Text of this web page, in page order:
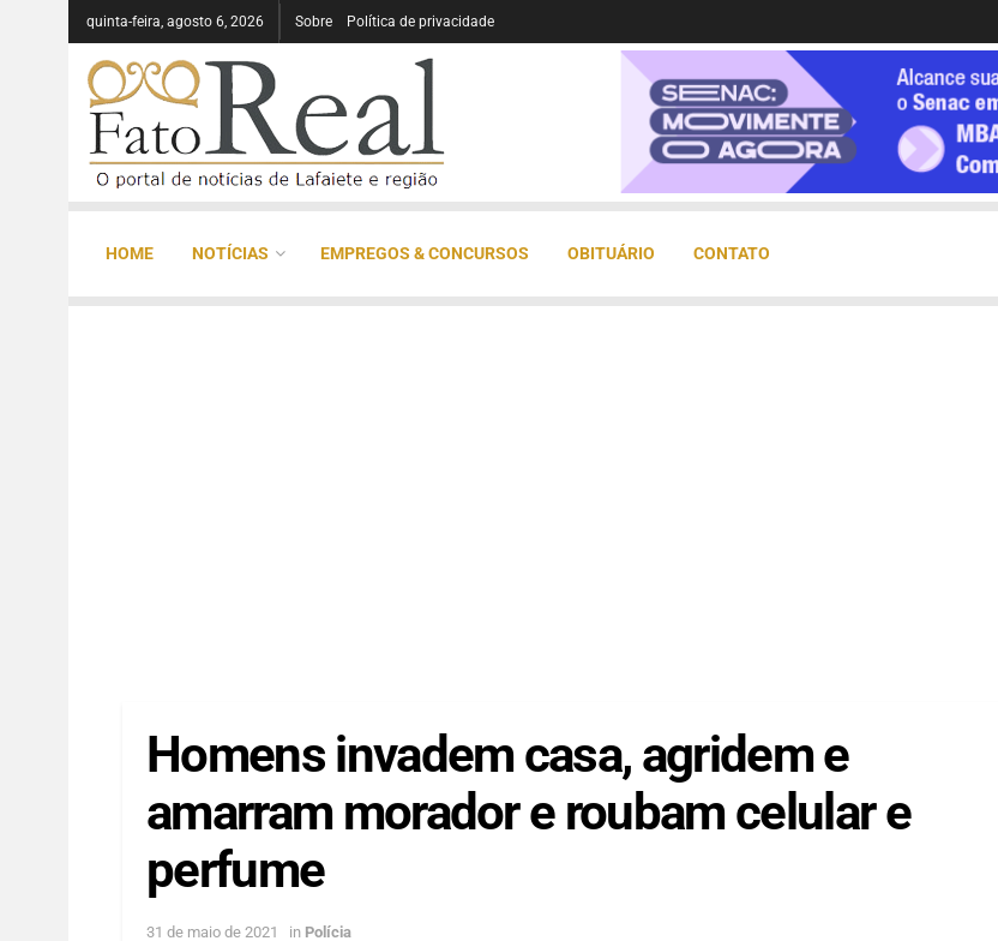
quinta-feira, agosto 6, 2026 Sobre Política de privacidade
HOME NOTÍCIAS EMPREGOS & CONCURSOS OBITUÁRIO CONTATO
Homens invadem casa, agridem e
amarram morador e roubam celular e
perfume
31 de maio de 2021 in Polícia